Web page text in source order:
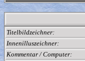
Titelbildzeichner:
Innenilluszeichner:
Kommentar / Computer: